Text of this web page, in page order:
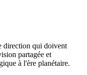
direction qui doivent
partagée et
à l'ère planétaire.